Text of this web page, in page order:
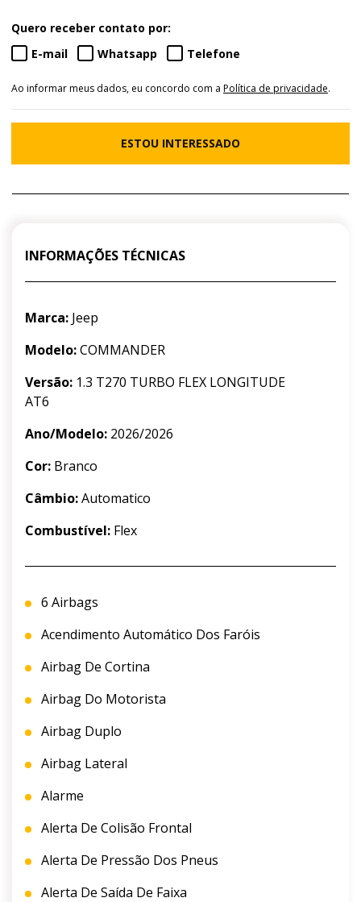
Quero receber contato por:
E-mail
Whatsapp Telefone
Ao informar meus dados, eu concordo com a Política de privacidade.
ESTOU INTERESSADO
INFORMAÇÕES TÉCNICAS
Marca: Jeep
Modelo:COMMANDER
Versão: 1.3 T270 TURBO FLEX LONGITUDE
AT6
Ano/Modelo: 2026/2026
Cor: Branco
Câmbio:Automatico
Combustível: Flex
6 Airbags
Acendimento Automático Dos Faróis
Airbag De Cortina
Airbag Do Motorista
Airbag Duplo
Airbag Lateral
Alarme
Alerta De Colisão Frontal
Alerta De Pressão Dos Pneus
Alerta De Saída De Faixa